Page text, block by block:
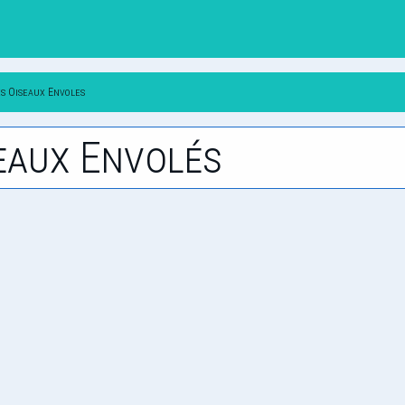
Oiseaux Envoles
Envolés